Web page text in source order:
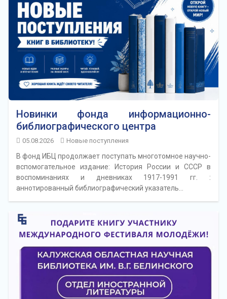
Новинки фонда информационно-
библиографического центра
05.08.2026 Новые поступления
В фонд ИБЦ продолжает поступать многотомное научно-
вспомогательное издание: История России и СССР в
воспоминаниях и дневниках 1917-1991 гг. :
аннотированный библиографический указатель…